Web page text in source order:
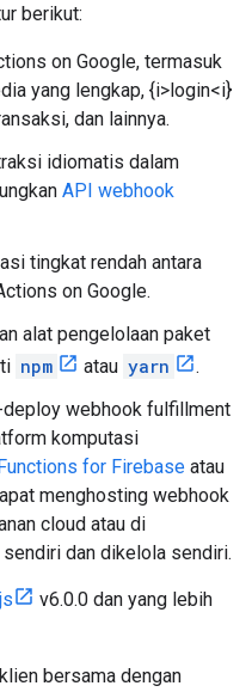
berikut:
on Google, termasuk
yang lengkap, {i>login<i}
dan lainnya.
idiomatis dalam
API webhook
tingkat rendah antara
on Google.
alat pengelolaan paket
npm atau yarn
.
deploy webhook fulfillment
komputasi
for Firebase atau
menghosting webhook
cloud atau di
dan dikelola sendiri.
v6.0.0 dan yang lebih
bersama dengan